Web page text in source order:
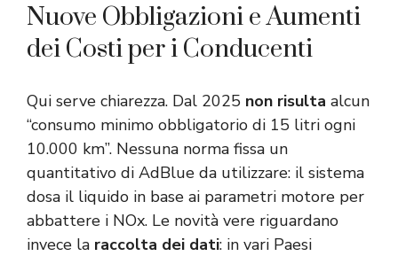
Nuove Obbligazioni e Aumenti
dei Costi per i Conducenti
Qui serve chiarezza. Dal 2025 non risulta alcun
“consumo minimo obbligatorio di 15 litri ogni
10.000 km”. Nessuna norma fissa un
quantitativo di AdBlue da utilizzare: il sistema
dosa il liquido in base ai parametri motore per
abbattere i NOx. Le novità vere riguardano
invece la raccolta dei dati: in vari Paesi